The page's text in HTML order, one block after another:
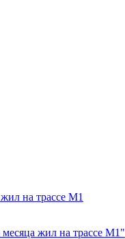
на трассе М1
жил на трассе М1"